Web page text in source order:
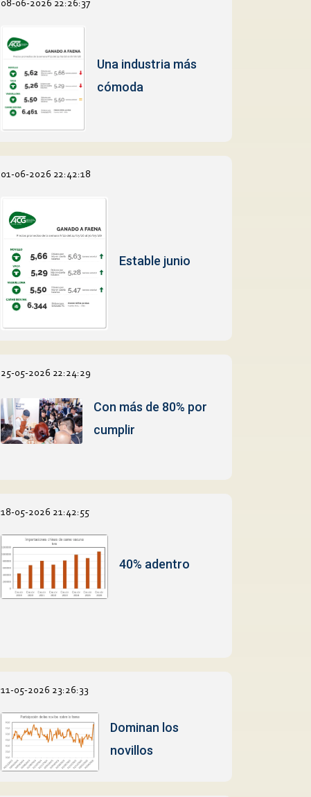
08-06-2026 22:26:37
Una industria más
cómoda
01-06-2026 22:42:18
Estable junio
25-05-2026 22:24:29
Con más de 80% por
cumplir
18-05-2026 21:42:55
40% adentro
11-05-2026 23:26:33
Dominan los
novillos